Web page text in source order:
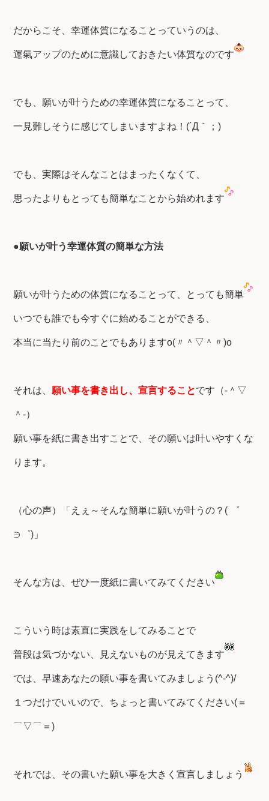
だからこそ、幸運体質になることっていうのは、
運氣アップのために意識しておきたい体質なのです
でも、願いが叶うための幸運体質になることって、
一見難しそうに感じてしまいますよね！(´Д｀；)
でも、実際はそんなことはまったくなくて、
思ったよりもとっても簡単なことから始めれます
●願いが叶う幸運体質の簡単な方法
願いが叶うための体質になることって、とっても簡単
いつでも誰でも今すぐに始めることができる、
本当に当たり前のことでもありますo(〃＾▽＾〃)o
それは、 願い事を書き出し、宣言することです（‐＾▽
＾‐）
願い事を紙に書き出すことで、その願いは叶いやすくな
ります。
（心の声）「えぇ～そんな簡単に願いが叶うの？( ゜
∋゜)」
そんな方は、ぜひ一度紙に書いてみてください
こういう時は素直に実践をしてみることで
普段は気づかない、見えないものが見えてきます
では、早速あなたの願い事を書いてみましょう(^-^)/
１つだけでいいので、ちょっと書いてみてください(＝
⌒▽⌒＝)
それでは、その書いた願い事を大きく宣言しましょう